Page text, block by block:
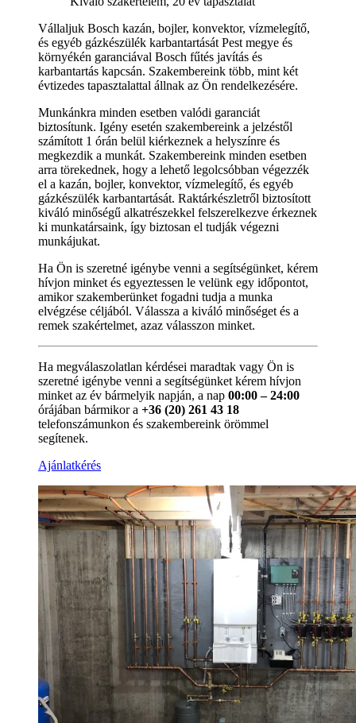
Vállaljuk Bosch kazán, bojler, konvektor, vízmelegítő,
és egyéb gázkészülék karbantartását Pest megye és
környékén garanciával Bosch fűtés javítás és
karbantartás kapcsán. Szakembereink több, mint két
évtizedes tapasztalattal állnak az Ön rendelkezésére.
Munkánkra minden esetben valódi garanciát
biztosítunk. Igény esetén szakembereink a jelzéstől
számított 1 órán belül kiérkeznek a helyszínre és
megkezdik a munkát. Szakembereink minden esetben
arra törekednek, hogy a lehető legolcsóbban végezzék
el a kazán, bojler, konvektor, vízmelegítő, és egyéb
gázkészülék karbantartását. Raktárkészletről biztosított
kiváló minőségű alkatrészekkel felszerelkezve érkeznek
ki munkatársaink, így biztosan el tudják végezni
munkájukat.
Ha Ön is szeretné igénybe venni a segítségünket, kérem
hívjon minket és egyeztessen le velünk egy időpontot,
amikor szakemberünket fogadni tudja a munka
elvégzése céljából. Válassza a kiváló minőséget és a
remek szakértelmet, azaz válasszon minket.
Ha megválaszolatlan kérdései maradtak vagy Ön is
szeretné igénybe venni a segítségünket kérem hívjon
minket az év bármelyik napján, a nap 00:00 – 24:00
órájában bármikor a +36 (20) 261 43 18
telefonszámunkon és szakembereink örömmel
segítenek.
Ajánlatkérés